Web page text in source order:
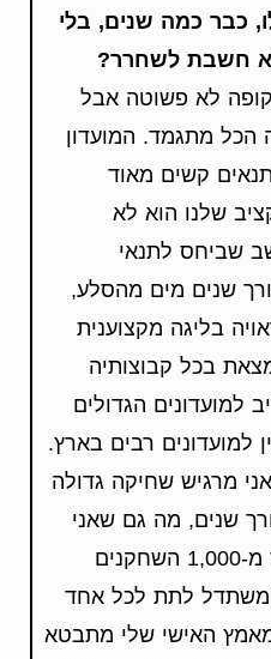
כבר כמה שנים, בלי
חשבת לשחרר?
לא פשוטה אבל
מתגמד. המועדון
קשים מאוד
שלנו הוא לא
שביחס לתנאי
שנים מים מהסלע,
בליגה מקצוענית
בכל קבוצותיה
למועדונים הגדולים
למועדונים רבים בארץ.
מרגיש שחיקה גדולה
שנים, מה גם שאני
באמת לוקח ללב כל אחד מ-1,000 השחקנים
ומשתדל לתת לכל אחד
האישי שלי מתבטא